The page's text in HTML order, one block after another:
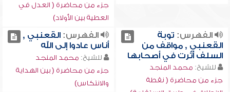
جزء من محاضرة ( العدل في
العطية بين الأولاد)
الفهرس: توبة
القعنبي , مواقف من
السلف أثرت في أصحابها
للشيخ: محمد المنجد
جزء من محاضرة ( نقطة
الفهرس:القعنبي ,
أناس عادوا إلى الله
للشيخ: محمد المنجد
جزء من محاضرة ( بين الهداية
والانتكاس)